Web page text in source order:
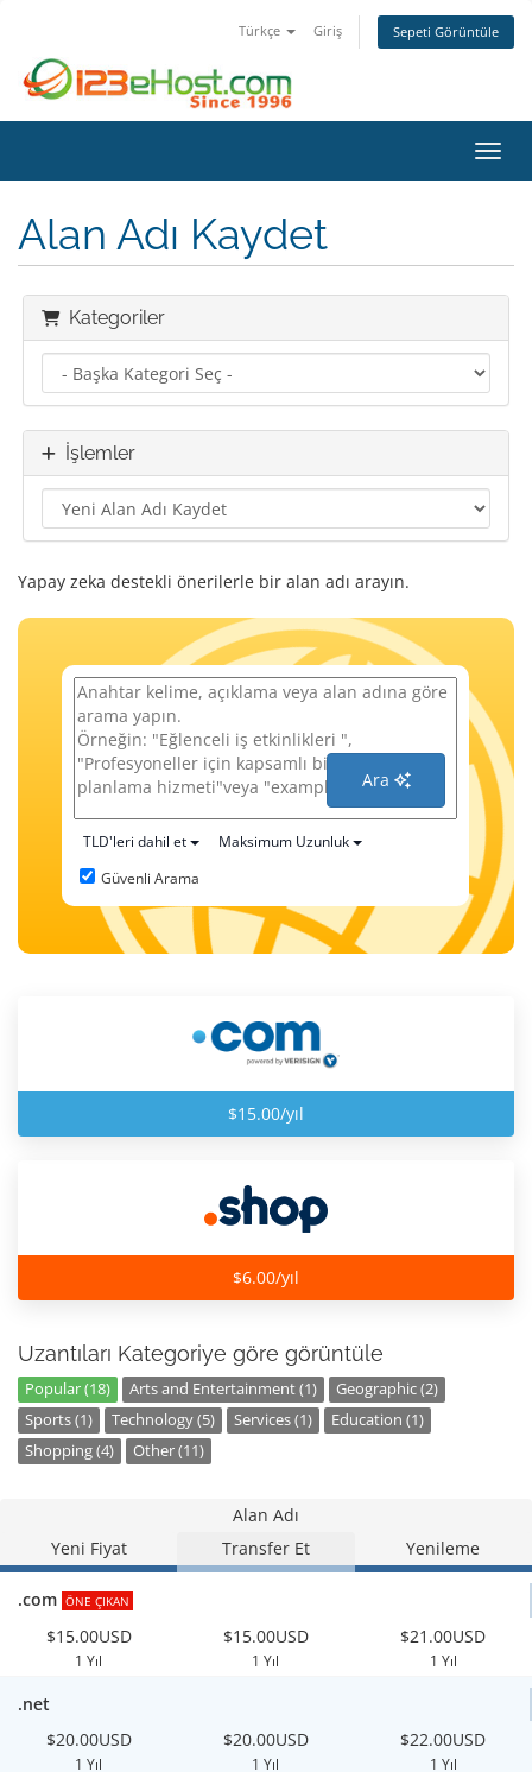
Türkçe Giriş Sepeti Görüntüle
Alan Adı Kaydet
Kategoriler
İşlemler
Yapay zeka destekli önerilerle bir alan adı arayın.
Ara
TLD'leri dahil et
Maksimum Uzunluk
Güvenli Arama
$15.00/yıl
$6.00/yıl
Uzantıları Kategoriye göre görüntüle
Popular (18) Arts and Entertainment (1)
Geographic (2)
Sports (1)
Technology (5) Services (1)
Education (1)
Shopping (4)
Other (11)
Alan Adı
Yeni Fiyat
Transfer Et Yenileme
.com ÖNE ÇIKAN
$15.00USD
1 Yıl
$15.00USD
1 Yıl
$21.00USD
1 Yıl
.net
$20.00USD
1 Yıl
$20.00USD
1 Yıl
$22.00USD
1 Yıl